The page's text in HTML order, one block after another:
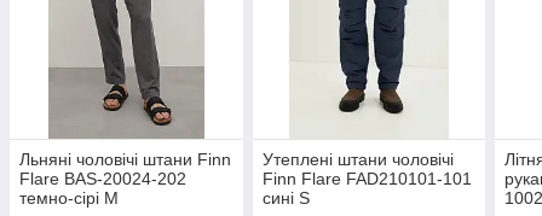
Льняні чоловічі штани Finn
Flare BAS-20024-202
темно-сірі M
Утеплені штани чоловічі
Finn Flare FAD210101-101
сині S